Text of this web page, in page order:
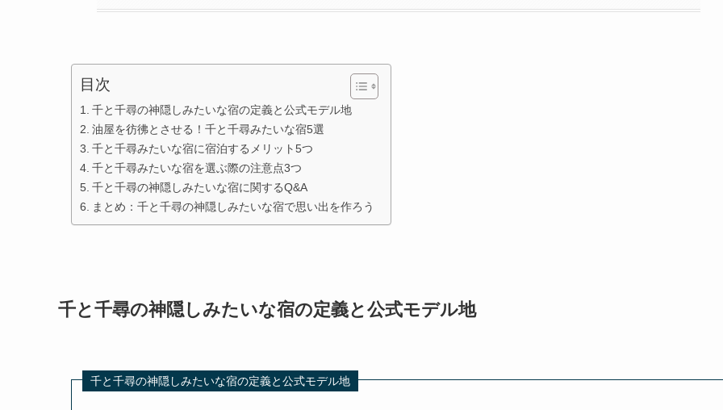
目次
千と千尋の神隠しみたいな宿の定義と公式モデル地
油屋を彷彿とさせる！千と千尋みたいな宿5選
千と千尋みたいな宿に宿泊するメリット5つ
千と千尋みたいな宿を選ぶ際の注意点3つ
千と千尋の神隠しみたいな宿に関するQ&A
まとめ：千と千尋の神隠しみたいな宿で思い出を作ろう
千と千尋の神隠しみたいな宿の定義と公式モデル地
千と千尋の神隠しみたいな宿の定義と公式モデル地